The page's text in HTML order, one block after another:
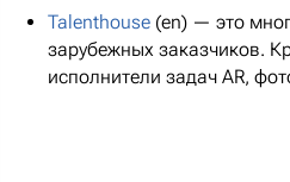
Talenthouse (en) — это
зарубежных заказчиков.
исполнители задач AR,